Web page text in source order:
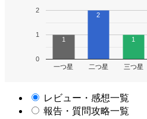
一つ星 二つ星 三つ星
0
1
2
1
2
1
レビュー・感想一覧
報告・質問攻略一覧